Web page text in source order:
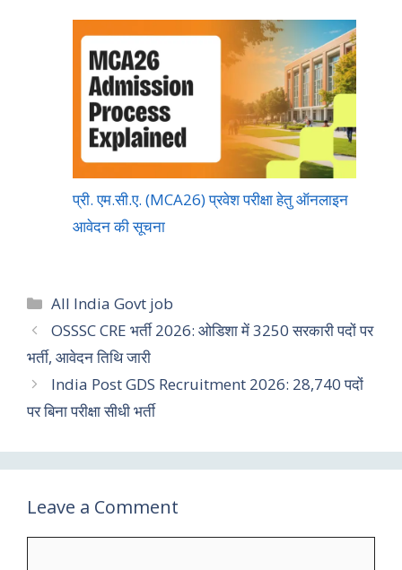
प्री. एम.सी.ए. (MCA26) प्रवेश परीक्षा हेतु ऑनलाइन
आवेदन की सूचना
All India Govt job
OSSSC CRE भर्ती 2026: ओडिशा में 3250 सरकारी पदों पर
भर्ती, आवेदन तिथि जारी
India Post GDS Recruitment 2026: 28,740 पदों
पर बिना परीक्षा सीधी भर्ती
Leave a Comment